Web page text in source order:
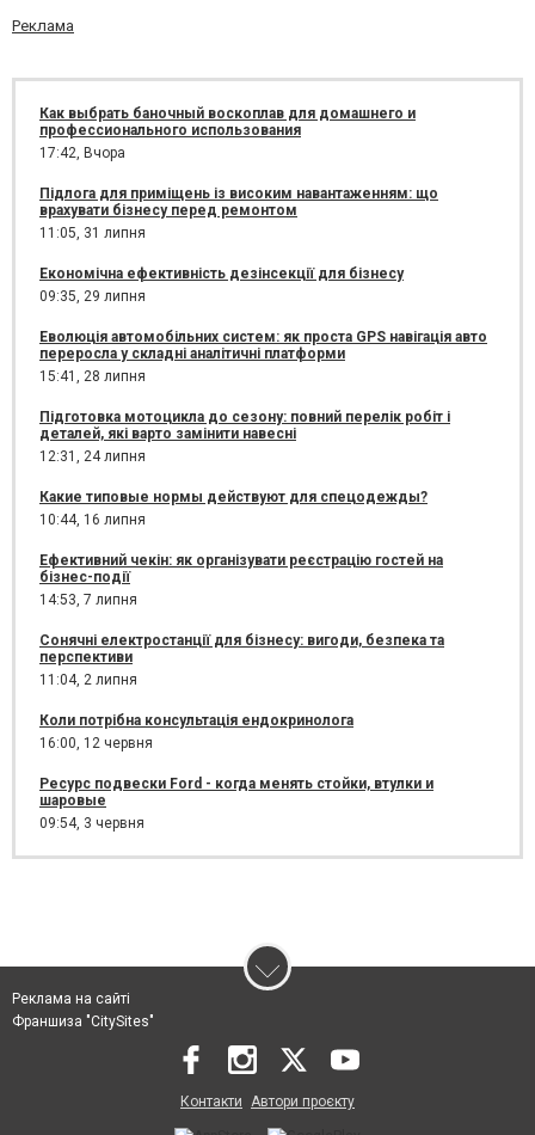
Реклама
Как выбрать баночный воскоплав для домашнего и
профессионального использования
17:42, Вчора
Підлога для приміщень із високим навантаженням: що
врахувати бізнесу перед ремонтом
11:05, 31 липня
Економічна ефективність дезінсекції для бізнесу
09:35, 29 липня
Еволюція автомобільних систем: як проста GPS навігація авто
переросла у складні аналітичні платформи
15:41, 28 липня
Підготовка мотоцикла до сезону: повний перелік робіт і
деталей, які варто замінити навесні
12:31, 24 липня
Какие типовые нормы действуют для спецодежды?
10:44, 16 липня
Ефективний чекін: як організувати реєстрацію гостей на
бізнес-події
14:53, 7 липня
Сонячні електростанції для бізнесу: вигоди, безпека та
перспективи
11:04, 2 липня
Коли потрібна консультація ендокринолога
16:00, 12 червня
Ресурс подвески Ford - когда менять стойки, втулки и
шаровые
09:54, 3 червня
Реклама на сайті
Франшиза "CitySites"
Контакти Автори проєкту